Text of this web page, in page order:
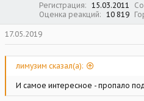
Регистрация 15.03.2011
Оценка реакций
10 819
17.05.2019
лимузим сказал(а):
И самое интересное - пропало